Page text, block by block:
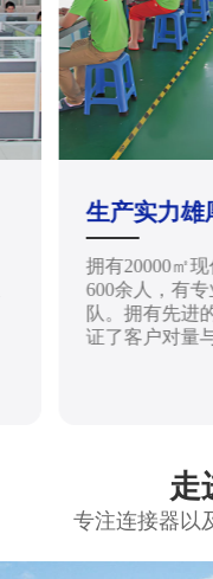
生产实力雄
拥有20000㎡
600余人，有
队。拥有先进
证了客户对量
走
专注连接器以